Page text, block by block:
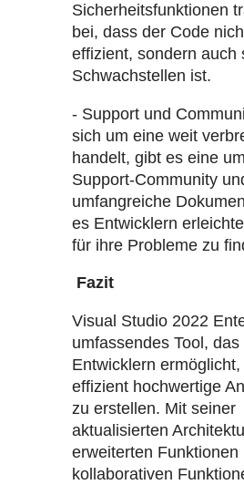
Sicherheitsfunktionen
bei, dass der Code
effizient, sondern auch
Schwachstellen ist.
- Support und
sich um eine weit
handelt, gibt es eine
Support-Community
umfangreiche
es Entwicklern
für ihre Probleme zu
Fazit
Visual Studio 2022
umfassendes Tool, das
Entwicklern
effizient hochwertige
zu erstellen. Mit seiner
aktualisierten
erweiterten Funktionen
kollaborativen